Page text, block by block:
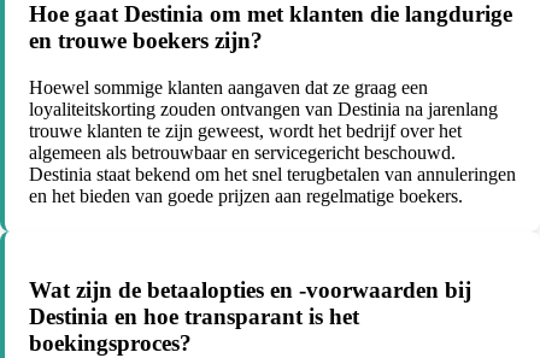
Hoe gaat Destinia om met klanten die langdurige
en trouwe boekers zijn?
Hoewel sommige klanten aangaven dat ze graag een
loyaliteitskorting zouden ontvangen van Destinia na jarenlang
trouwe klanten te zijn geweest, wordt het bedrijf over het
algemeen als betrouwbaar en servicegericht beschouwd.
Destinia staat bekend om het snel terugbetalen van annuleringen
en het bieden van goede prijzen aan regelmatige boekers.
Wat zijn de betaalopties en -voorwaarden bij
Destinia en hoe transparant is het
boekingsproces?